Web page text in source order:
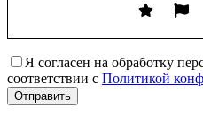
Я согласен на обработку
соответствии с Политикой